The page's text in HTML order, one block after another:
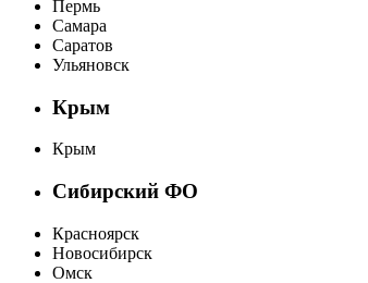
Пермь
Самара
Саратов
Ульяновск
Крым
Крым
Сибирский ФО
Красноярск
Новосибирск
Омск